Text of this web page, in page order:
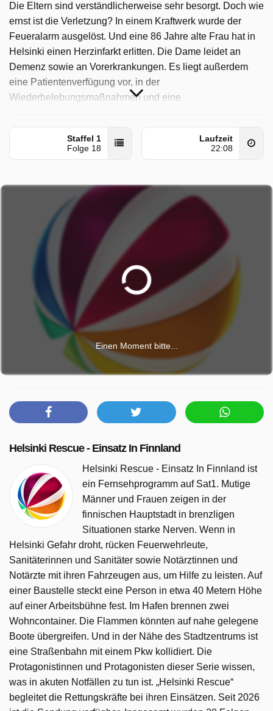
Die Eltern sind verständlicherweise sehr besorgt. Doch wie
ernst ist die Verletzung? In einem Kraftwerk wurde der
Feueralarm ausgelöst. Und eine 86 Jahre alte Frau hat in
Helsinki einen Herzinfarkt erlitten. Die Dame leidet an
Demenz sowie an Vorerkrankungen. Es liegt außerdem
eine Patientenverfügung vor, in der
Wiederbelebungsmaßnahmen und eine
Helsinki Rescue - Einsatz In Finnland wurde auf Sat1
ausgestrahlt am Samstag 6 Juni 2026, 13:49 Uhr.
Staffel 1
Folge 18
Laufzeit
22:08
Einen Moment bitte...
Helsinki Rescue - Einsatz In Finnland
Helsinki Rescue - Einsatz In Finnland ist
ein Fernsehprogramm auf Sat1. Mutige
Männer und Frauen zeigen in der
finnischen Hauptstadt in brenzligen
Situationen starke Nerven. Wenn in
Helsinki Gefahr droht, rücken Feuerwehrleute,
Sanitäterinnen und Sanitäter sowie Notärztinnen und
Notärzte mit ihren Fahrzeugen aus, um Hilfe zu leisten. Auf
einer Baustelle steckt eine Person in etwa 40 Metern Höhe
auf einer Arbeitsbühne fest. Im Hafen brennen zwei
Wohncontainer. Die Flammen könnten auf nahe gelegene
Boote übergreifen. Und in der Nähe des Stadtzentrums ist
eine Straßenbahn mit einem Pkw kollidiert. Die
Protagonistinnen und Protagonisten dieser Serie wissen,
was in akuten Notfällen zu tun ist. „Helsinki Rescue“
begleitet die Rettungskräfte bei ihren Einsätzen. Seit 2026